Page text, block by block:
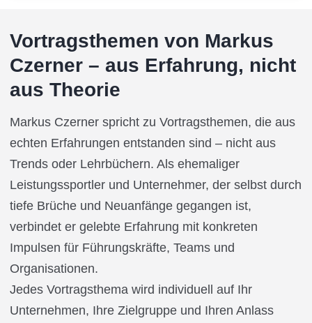
Vortragsthemen von Markus
Czerner – aus Erfahrung, nicht
aus Theorie
Markus Czerner spricht zu Vortragsthemen, die aus
echten Erfahrungen entstanden sind – nicht aus
Trends oder Lehrbüchern. Als ehemaliger
Leistungssportler und Unternehmer, der selbst durch
tiefe Brüche und Neuanfänge gegangen ist,
verbindet er gelebte Erfahrung mit konkreten
Impulsen für Führungskräfte, Teams und
Organisationen.
Jedes Vortragsthema wird individuell auf Ihr
Unternehmen, Ihre Zielgruppe und Ihren Anlass